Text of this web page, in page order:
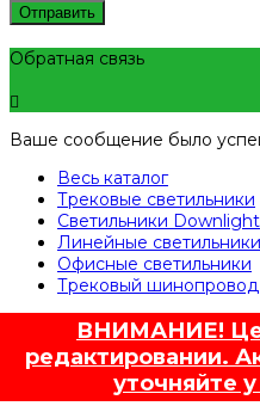
Отправить
Обратная связь
Ваше сообщение было
Весь каталог
Трековые светильники
Светильники Downlight
Линейные светильники
Офисные светильники
Трековый шинопровод
ВНИМАНИЕ!
редактировании.
уточняйте